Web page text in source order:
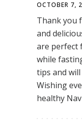
OCTOBER 7,
Thank you
and
are perfect
while
tips and
Wishing
healthy